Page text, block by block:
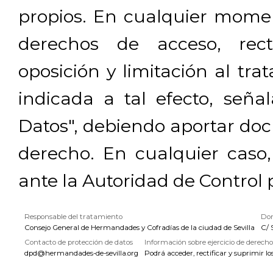
propios. En cualquier
derechos de acceso,
oposición y limitación al
indicada a tal efecto,
Datos", debiendo aportar
derecho. En cualquier
ante la Autoridad de Control
Responsable del tratamiento
Consejo General de Hermandades y Cofradías de la ciudad de Sevilla
C/
Contacto de protección de datos
dpd@hermandades-de-sevilla.org
Información sobre ejercicio de
Podrá acceder, rectificar y suprimir